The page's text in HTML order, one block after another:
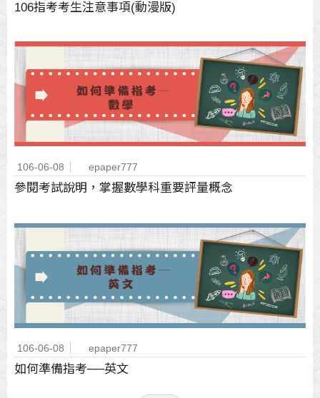
106指考考生注意事項(動漫版)
106-06-08 epaper777
參閱考試說明，掌握數學科重要評量概念
106-06-08 epaper777
如何準備指考──英文